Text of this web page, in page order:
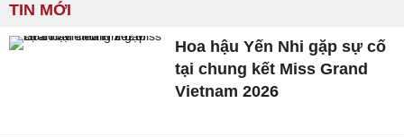
TIN MỚI
Hoa hậu Yến Nhi gặp sự cố
tại chung kết Miss Grand
Vietnam 2026